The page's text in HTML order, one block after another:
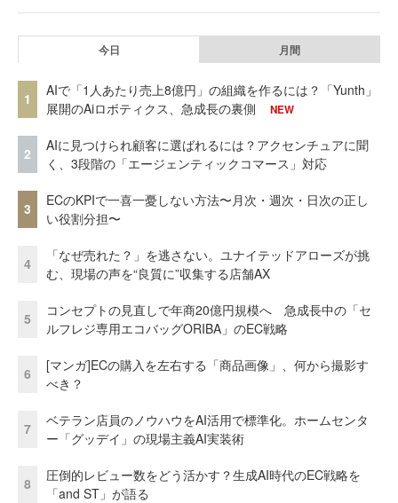
今日 月間
1
AIで「1人あたり売上8億円」の組織を作るには？「Yunth」
展開のAiロボティクス、急成長の裏側
NEW
2
AIに見つけられ顧客に選ばれるには？アクセンチュアに聞
く、3段階の「エージェンティックコマース」対応
3
ECのKPIで一喜一憂しない方法〜月次・週次・日次の正し
い役割分担〜
4
「なぜ売れた？」を逃さない。ユナイテッドアローズが挑
む、現場の声を“良質に”収集する店舗AX
5
コンセプトの見直しで年商20億円規模へ 急成長中の「セ
ルフレジ専用エコバッグORIBA」のEC戦略
6
[マンガ]ECの購入を左右する「商品画像」、何から撮影す
べき？
7
ベテラン店員のノウハウをAI活用で標準化。ホームセンタ
ー「グッデイ」の現場主義AI実装術
8
圧倒的レビュー数をどう活かす？生成AI時代のEC戦略を
「and ST」が語る